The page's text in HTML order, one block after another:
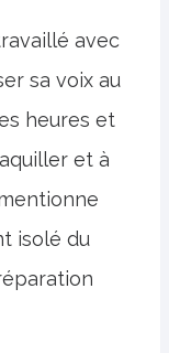
avec
sa voix au
heures et
et à
isolé du